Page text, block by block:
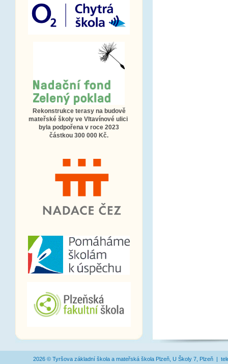
Rekonstrukce terasy na budově
mateřské školy ve Vltavínové ulici
byla podpořena v roce 2023
částkou 300 000 Kč.
2026 © Tyršova základní škola a mateřská škola Plzeň, U Školy 7, Plzeň |